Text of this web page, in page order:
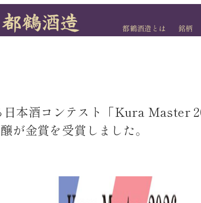
都鶴酒造とは 銘柄
日本酒コンテスト「Kura Master
金賞を受賞しました。